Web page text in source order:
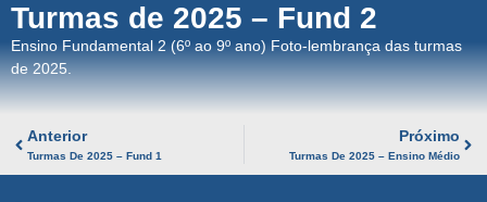
Turmas de 2025 – Fund 2
Ensino Fundamental 2 (6º ao 9º ano) Foto-lembrança das turmas
de 2025.
Anterior
Turmas De 2025 – Fund 1
Próximo
Turmas De 2025 – Ensino Médio